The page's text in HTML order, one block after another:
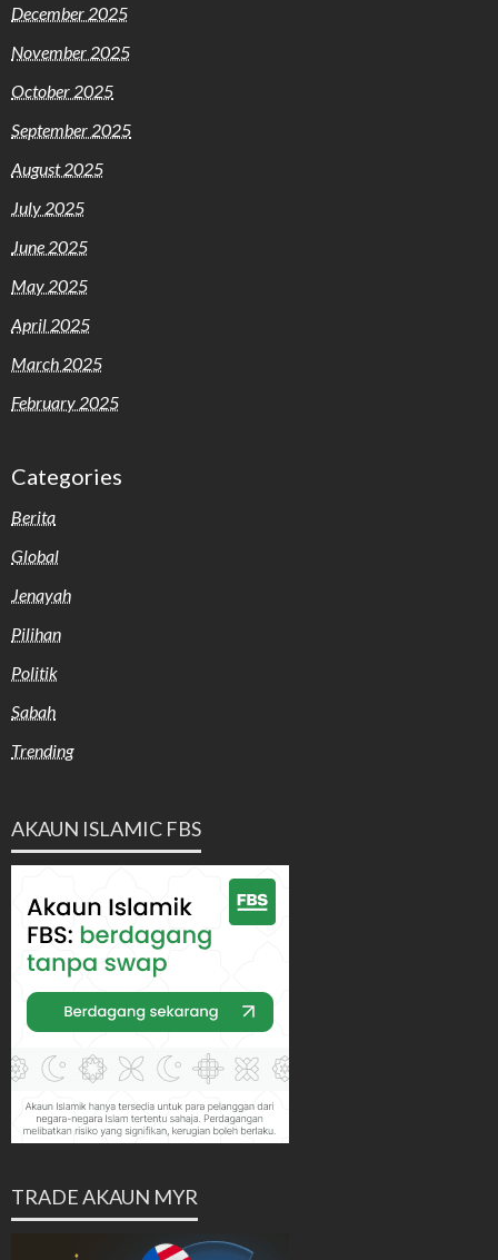
December 2025
November 2025
October 2025
September 2025
August 2025
July 2025
June 2025
May 2025
April 2025
March 2025
February 2025
Categories
Berita
Global
Jenayah
Pilihan
Politik
Sabah
Trending
AKAUN ISLAMIC FBS
TRADE AKAUN MYR